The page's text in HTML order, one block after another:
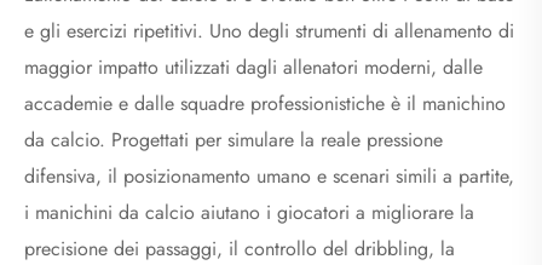
e gli esercizi ripetitivi. Uno degli strumenti di allenamento di
maggior impatto utilizzati dagli allenatori moderni, dalle
accademie e dalle squadre professionistiche è il manichino
da calcio. Progettati per simulare la reale pressione
difensiva, il posizionamento umano e scenari simili a partite,
i manichini da calcio aiutano i giocatori a migliorare la
precisione dei passaggi, il controllo del dribbling, la